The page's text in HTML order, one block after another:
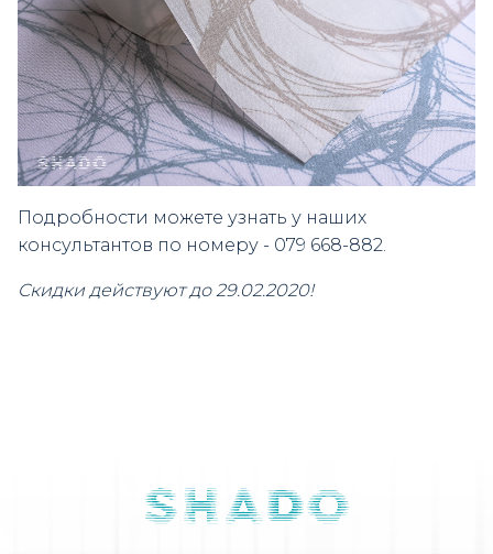
Подробности можете узнать у наших
консультантов по номеру - 079 668-882.
Скидки действуют до 29.02.2020!